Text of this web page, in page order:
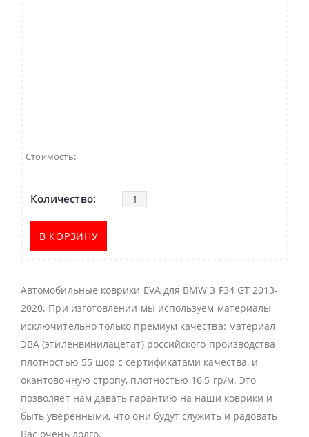
Стоимость:
В КОРЗИНУ
Автомобильные коврики EVA для BMW 3 F34 GT 2013-
2020. При изготовлении мы используем материалы
исключительно только премиум качества: материал
ЭВА (этиленвинилацетат) российского производства
плотностью 55 шор с сертификатами качества, и
окантовочную стропу, плотностью 16,5 гр/м. Это
позволяет нам давать гарантию на наши коврики и
быть уверенными, что они будут служить и радовать
Вас очень долго.